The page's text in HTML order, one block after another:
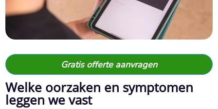
Gratis offerte aanvragen
Welke oorzaken en symptomen
leggen we vast